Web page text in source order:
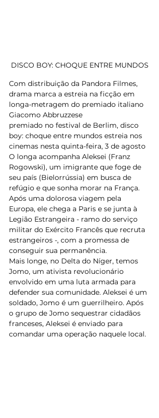
DISCO BOY: CHOQUE ENTRE MUNDOS
Com distribuição da Pandora Filmes,
drama marca a estreia na ficção em
longa-metragem do premiado italiano
Giacomo Abbruzzese
premiado no festival de Berlim, disco
boy: choque entre mundos estreia nos
cinemas nesta quinta-feira, 3 de agosto
O longa acompanha Aleksei (Franz
Rogowski), um imigrante que foge de
seu país (Bielorrússia) em busca de
refúgio e que sonha morar na França.
Após uma dolorosa viagem pela
Europa, ele chega a Paris e se junta à
Legião Estrangeira - ramo do serviço
militar do Exército Francês que recruta
estrangeiros -, com a promessa de
conseguir sua permanência.
Mais longe, no Delta do Níger, temos
Jomo, um ativista revolucionário
envolvido em uma luta armada para
defender sua comunidade. Aleksei é um
soldado, Jomo é um guerrilheiro. Após
o grupo de Jomo sequestrar cidadãos
franceses, Aleksei é enviado para
comandar uma operação naquele local.